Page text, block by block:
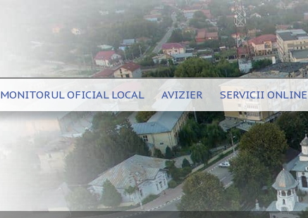
MONITORUL OFICIAL LOCAL AVIZIER SERVICII ONLINE